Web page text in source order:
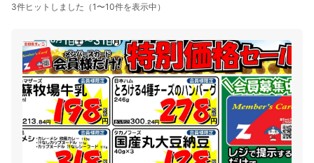
3件ヒットしました（1〜10件を表示中）